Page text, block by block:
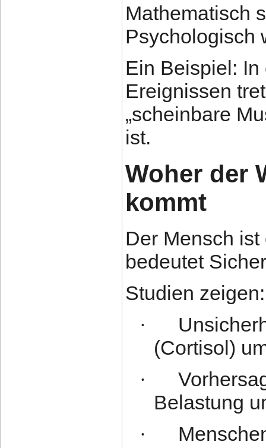
Mathematisch
Psychologisch
Ein Beispiel:
Ereignissen
„scheinbare
ist.
Woher der
kommt
Der Mensch
bedeutet
Studien zeigen:
·
(Cortisol)
·
Belastung
·